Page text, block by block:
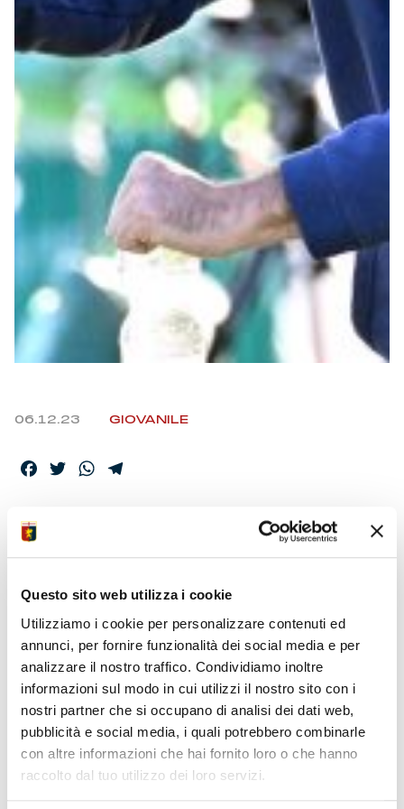
Questo sito web utilizza i cookie
Utilizziamo i cookie per personalizzare contenuti ed
annunci, per fornire funzionalità dei social media e per
analizzare il nostro traffico. Condividiamo inoltre
informazioni sul modo in cui utilizzi il nostro sito con i
nostri partner che si occupano di analisi dei dati web,
pubblicità e social media, i quali potrebbero combinarle
con altre informazioni che hai fornito loro o che hanno
raccolto dal tuo utilizzo dei loro servizi.
Summer Sale
Mare
Accessori
Party
Outlet
Helan x Genoa
Isolani x Genoa
Gift Card Online Store
06.12.23 GIOVANILE
Facebook
TwitterWhatsApp
LA PRIMAVERA ESCE
CUP
Come la prima squadra l’U19 esce a testa alta dalla
Coppa dopo aver sfiorato il vantaggio. Traversa di
Pittino nella prima frazione. La decide un diagonale di
Scuderi nel finale, complice la sfortunata deviazione in
porta di Cissè.